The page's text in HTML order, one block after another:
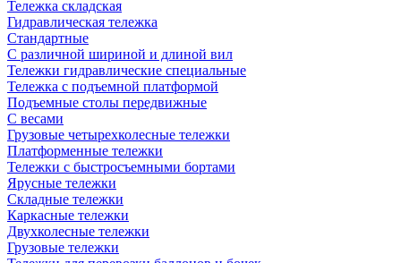
Тележка складская
Гидравлическая тележка
Стандартные
С различной шириной и длиной вил
Тележки гидравлические специальные
Тележка с подъемной платформой
Подъемные столы передвижные
С весами
Грузовые четырехколесные тележки
Платформенные тележки
Тележки с быстросъемными бортами
Ярусные тележки
Складные тележки
Каркасные тележки
Двухколесные тележки
Грузовые тележки